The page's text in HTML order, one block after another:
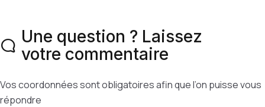
Une question ? Laissez
votre commentaire
Vos coordonnées sont obligatoires afin que l’on puisse vous
répondre